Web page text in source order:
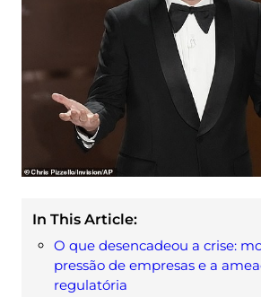
In This Article:
O que desencadeou a crise:
pressão de empresas e a
regulatória